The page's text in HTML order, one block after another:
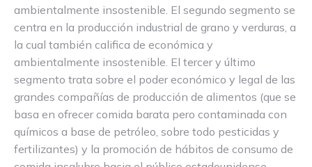
ambientalmente insostenible. El segundo segmento se
centra en la producción industrial de grano y verduras, a
la cual también califica de económica y
ambientalmente insostenible. El tercer y último
segmento trata sobre el poder económico y legal de las
grandes compañías de producción de alimentos (que se
basa en ofrecer comida barata pero contaminada con
químicos a base de petróleo, sobre todo pesticidas y
fertilizantes) y la promoción de hábitos de consumo de